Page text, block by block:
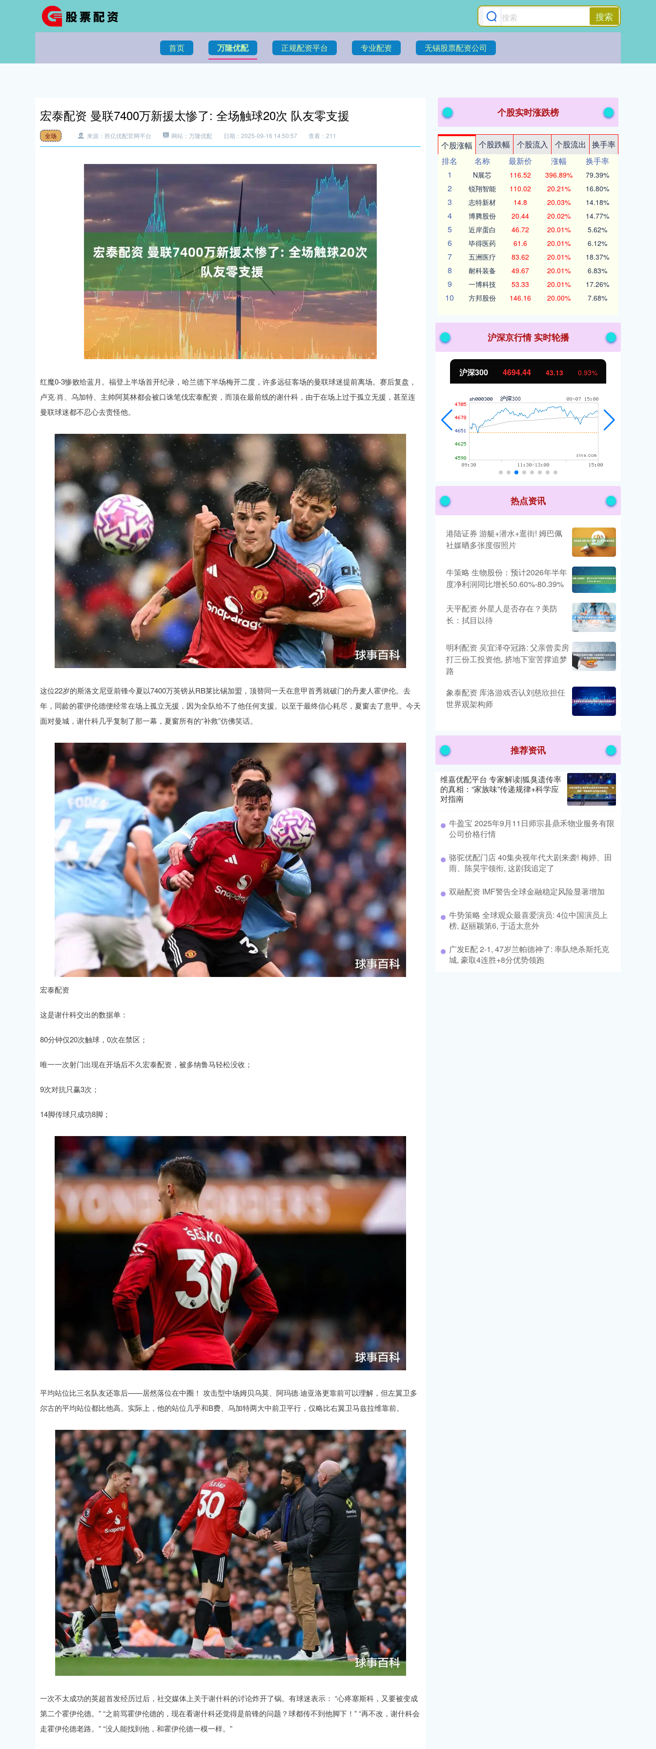
搜索
首页 万隆优配 正规配资平台 专业配资 无锡股票配资公司
宏泰配资 曼联7400万新援太惨了: 全场触球20次 队友零支援
全场 来源：胜亿优配官网平台 网站：万隆优配 日期：2025-09-16 14:50:57 查看：211
红魔0-3惨败给蓝月。福登上半场首开纪录，哈兰德下半场梅开二度，许多远征客场的曼联球迷提前离场。赛后复盘，
卢克·肖、乌加特、主帅阿莫林都会被口诛笔伐宏泰配资，而顶在最前线的谢什科，由于在场上过于孤立无援，甚至连
曼联球迷都不忍心去责怪他。
这位22岁的斯洛文尼亚前锋今夏以7400万英镑从RB莱比锡加盟，顶替同一天在意甲首秀就破门的丹麦人霍伊伦。去
年，同龄的霍伊伦德便经常在场上孤立无援，因为全队给不了他任何支援。以至于最终信心耗尽，夏窗去了意甲。今天
面对曼城，谢什科几乎复制了那一幕，夏窗所有的“补救”仿佛笑话。
宏泰配资
这是谢什科交出的数据单：
80分钟仅20次触球，0次在禁区；
唯一一次射门出现在开场后不久宏泰配资，被多纳鲁马轻松没收；
9次对抗只赢3次；
14脚传球只成功8脚；
平均站位比三名队友还靠后——居然落位在中圈！ 攻击型中场姆贝乌莫、阿玛德·迪亚洛更靠前可以理解，但左翼卫多
尔古的平均站位都比他高。实际上，他的站位几乎和B费、乌加特两大中前卫平行，仅略比右翼卫马兹拉维靠前。
一次不太成功的英超首发经历过后，社交媒体上关于谢什科的讨论炸开了锅。有球迷表示： “心疼塞斯科，又要被变成
第二个霍伊伦德。” “之前骂霍伊伦德的，现在看谢什科还觉得是前锋的问题？球都传不到他脚下！” “再不改，谢什科会
走霍伊伦德老路。” “没人能找到他，和霍伊伦德一模一样。”
个股实时涨跌榜
个股涨幅 个股跌幅 个股流入 个股流出
换手率
排名
名称 最新价 涨幅
换手率
1
N展芯 116.52 396.89% 79.39%
2 锐翔智能 110.02 20.21% 16.80%
3 志特新材 14.8 20.03% 14.18%
4 博腾股份 20.44 20.02% 14.77%
5 近岸蛋白 46.72 20.01% 5.62%
6 毕得医药 61.6 20.01% 6.12%
7 五洲医疗 83.62 20.01% 18.37%
8 耐科装备 49.67 20.01% 6.83%
9 一博科技 53.33 20.01% 17.26%
10 方邦股份 146.16 20.00% 7.68%
沪深京行情 实时轮播
北证50 1134.24 11.37 1.01%
热点资讯
港陆证券 游艇+潜水+逛街! 姆巴佩
社媒晒多张度假照片
牛策略 生物股份：预计2026年半年
度净利润同比增长50.60%-80.39%
天平配资 外星人是否存在？美防
长：拭目以待
明利配资 吴宜泽夺冠路: 父亲曾卖房
打三份工投资他, 挤地下室苦撑追梦
路
象泰配资 库洛游戏否认刘慈欣担任
世界观架构师
推荐资讯
维嘉优配平台 专家解读|狐臭遗传率
的真相：“家族味”传递规律+科学应
对指南
牛盈宝 2025年9月11日师宗县鼎禾物业服务有限
公司价格行情
骆驼优配门店 40集央视年代大剧来袭! 梅婷、田
雨、陈昊宇领衔, 这剧我追定了
双融配资 IMF警告全球金融稳定风险显著增加
牛势策略 全球观众最喜爱演员: 4位中国演员上
榜, 赵丽颖第6, 于适太意外
广发E配 2-1, 47岁兰帕德神了: 率队绝杀斯托克
城, 豪取4连胜+8分优势领跑